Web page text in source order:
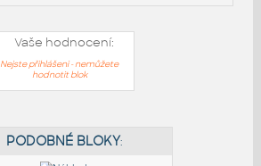
Vaše hodnocení:
Nejste přihlášeni - nemůžete
hodnotit blok